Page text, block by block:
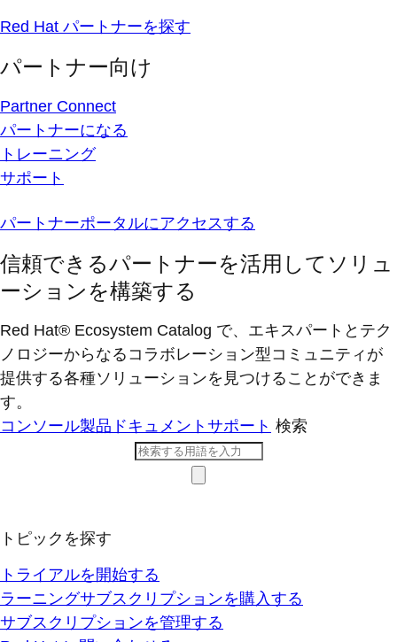
Red Hat パートナーを探す
パートナー向け
Partner Connect
パートナーになる
トレーニング
サポート
パートナーポータルにアクセスする
信頼できるパートナーを活用してソリュ
ーションを構築する
Red Hat® Ecosystem Catalog で、エキスパートとテク
ノロジーからなるコラボレーション型コミ​ュニティが
提供する各種ソリューションを見つけることができま
す。
コンソール製品ドキュメント サポート 検索
トピックを探す
トライアルを開始する
ラーニングサブスクリプションを購入する
サブスクリプションを管理する